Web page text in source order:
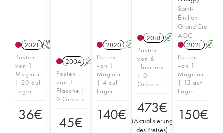
2021 T
Posten
von 1
Magnum
| 20 auf
Lager
36€
2004 A
Posten
von 1
Flasche |
0 Gebote
45€
2020 A
Posten
von 1
Magnum
| 4 auf
Lager
140€
2018 A T
Posten
von 6
Flaschen
| 0
Gebote
473€
(Aktualisierung
des Preises)
Saint-
Émilion
Grand Cru
AOC
2021
A
Posten
von 1
Magnum
| 15 auf
Lager
150€